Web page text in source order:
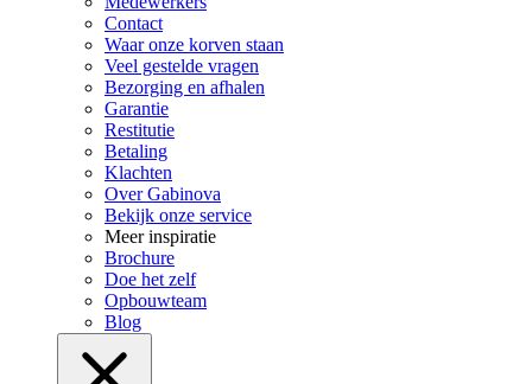
Contact
Waar onze korven staan
Veel gestelde vragen
Bezorging en afhalen
Garantie
Restitutie
Betaling
Klachten
Over Gabinova
Bekijk onze service
Meer inspiratie
Brochure
Doe het zelf
Opbouwteam
Blog